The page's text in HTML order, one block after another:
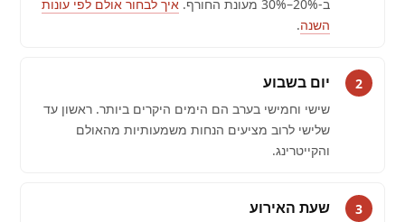
איך לבחור אולם לפי עונות
השנה.
2 יום בשבוע
שישי וחמישי בערב הם הימים היקרים ביותר. ראשון עד
שלישי לרוב מציעים הנחות משמעותיות מהאולם
והקייטרינג.
3 שעת האירוע